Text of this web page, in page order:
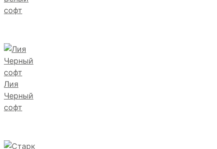
софт
Лия
Черный
софт